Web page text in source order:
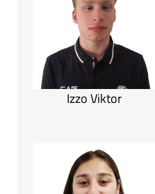
Izzo Viktor